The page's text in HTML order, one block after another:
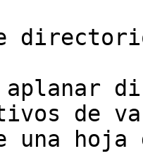
aplanar
de
una hoja